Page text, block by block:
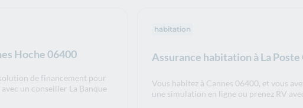
Hoche 06400
de financement pour
un conseiller La Banque
Assurance habitation à La
habitation
Vous habitez à Cannes 06400, et vous
une simulation en ligne ou prenez RV